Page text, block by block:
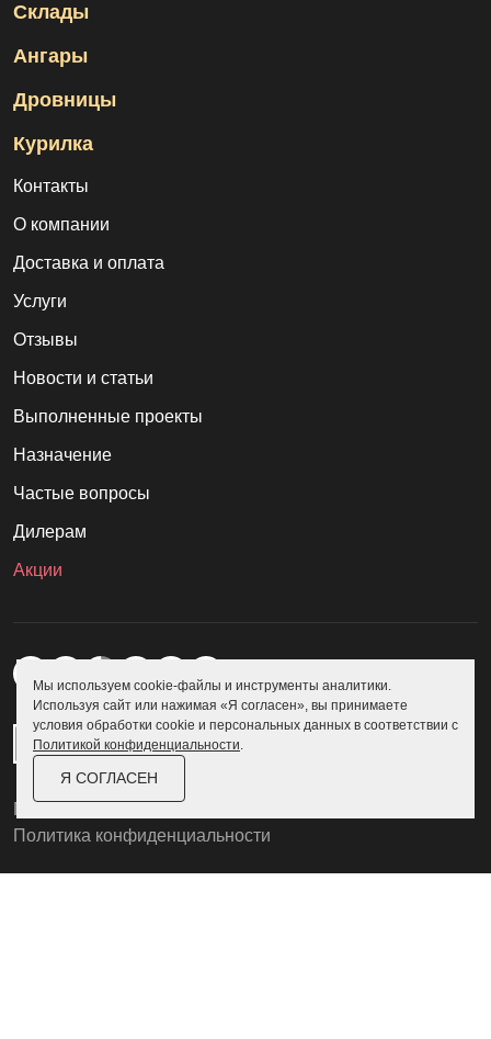
Склады
Ангары
Дровницы
Курилка
Контакты
О компании
Доставка и оплата
Услуги
Отзывы
Новости и статьи
Выполненные проекты
Назначение
Частые вопросы
Дилерам
Акции
Пользовательское соглашение
Политика конфиденциальности
Мы используем cookie-файлы и инструменты аналитики.
Используя сайт или нажимая «Я согласен», вы принимаете
условия обработки cookie и персональных данных в соответствии с
Политикой конфиденциальности.
Я СОГЛАСЕН